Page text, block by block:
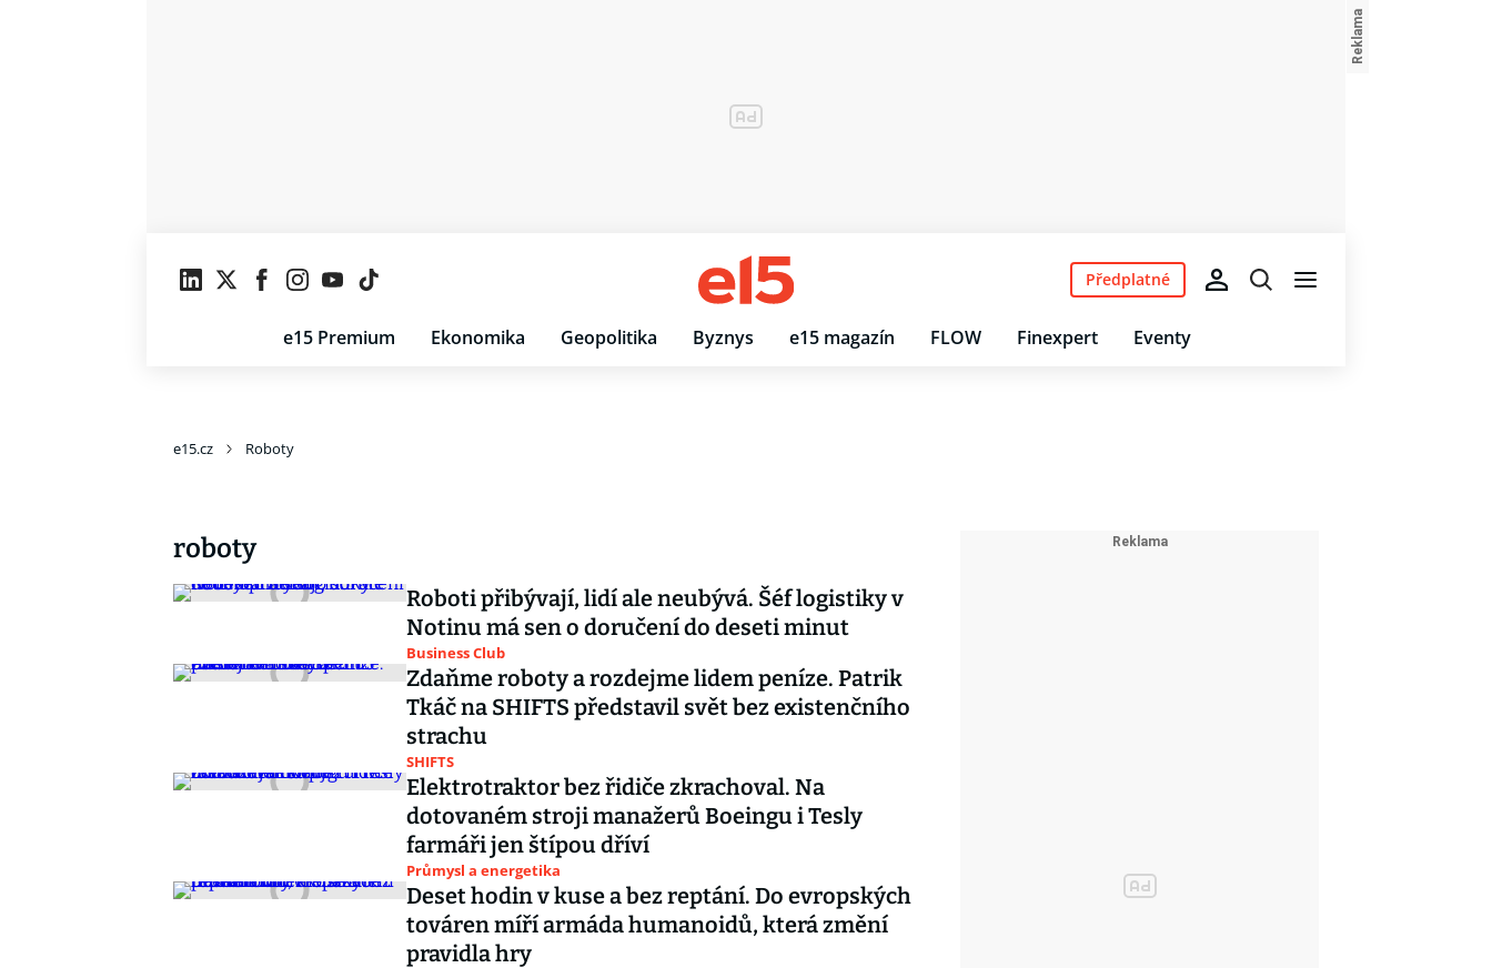
e15 Premium Ekonomika Geopolitika Byznys e15 magazín FLOW Finexpert Eventy
Předplatné
e15.cz Roboty
roboty
Roboti přibývají, lidí ale neubývá. Šéf logistiky v
Notinu má sen o doručení do deseti minut
Business Club
Zdaňme roboty a rozdejme lidem peníze. Patrik
Tkáč na SHIFTS představil svět bez existenčního
strachu
SHIFTS
Elektrotraktor bez řidiče zkrachoval. Na
dotovaném stroji manažerů Boeingu i Tesly
farmáři jen štípou dříví
Průmysl a energetika
Deset hodin v kuse a bez reptání. Do evropských
továren míří armáda humanoidů, která změní
pravidla hry